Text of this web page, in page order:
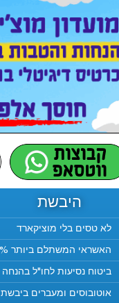
היבשת
לא טסים בלי מוציקארד
האשראי המשתלם ביותר 1%
ביטוח נסיעות לחו"ל בהנחה
אוטובוסים ומעברים ביבשת